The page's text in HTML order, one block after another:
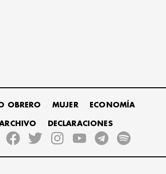
OBRERO MUJER ECONOMÍA
DECLARACIONES